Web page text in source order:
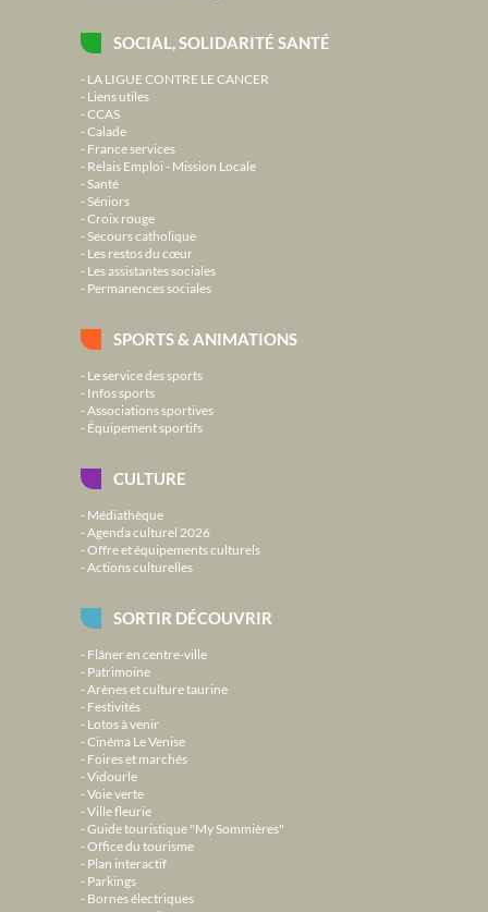
SOCIAL, SOLIDARITÉ SANTÉ
LA LIGUE CONTRE LE CANCER
Liens utiles
CCAS
Calade
France services
Relais Emploi - Mission Locale
Santé
Séniors
Croix rouge
Secours catholique
Les restos du cœur
Les assistantes sociales
Permanences sociales
SPORTS & ANIMATIONS
Le service des sports
Infos sports
Associations sportives
Équipement sportifs
CULTURE
Médiathèque
Agenda culturel 2026
Offre et équipements culturels
Actions culturelles
SORTIR DÉCOUVRIR
Flâner en centre-ville
Patrimoine
Arènes et culture taurine
Festivités
Lotos à venir
Cinéma Le Venise
Foires et marchés
Vidourle
Voie verte
Ville fleurie
Guide touristique "My Sommières"
Office du tourisme
Plan interactif
Parkings
Bornes électriques